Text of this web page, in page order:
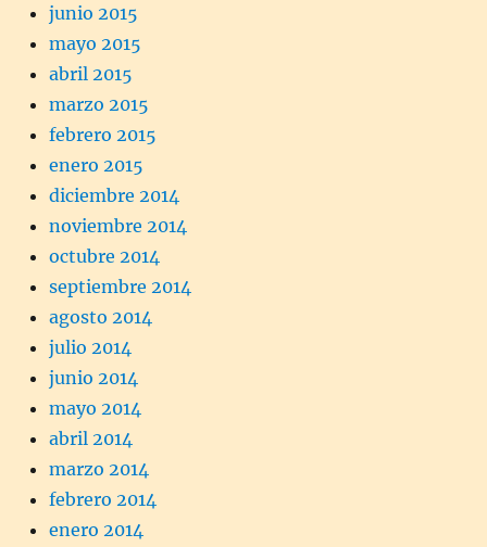
junio 2015
mayo 2015
abril 2015
marzo 2015
febrero 2015
enero 2015
diciembre 2014
noviembre 2014
octubre 2014
septiembre 2014
agosto 2014
julio 2014
junio 2014
mayo 2014
abril 2014
marzo 2014
febrero 2014
enero 2014